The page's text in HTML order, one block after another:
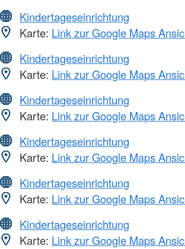
Kindertageseinrichtung
Karte: Link zur Google Maps
Kindertageseinrichtung
Karte: Link zur Google Maps
Kindertageseinrichtung
Karte: Link zur Google Maps
Kindertageseinrichtung
Karte: Link zur Google Maps
Kindertageseinrichtung
Karte: Link zur Google Maps
Kindertageseinrichtung
Karte: Link zur Google Maps